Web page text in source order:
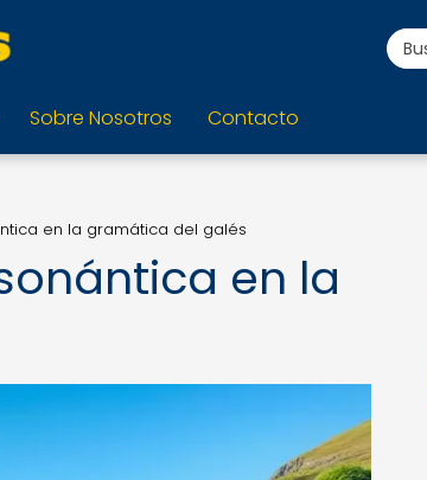
Sobre Nosotros Contacto
en la gramática del galés
en la